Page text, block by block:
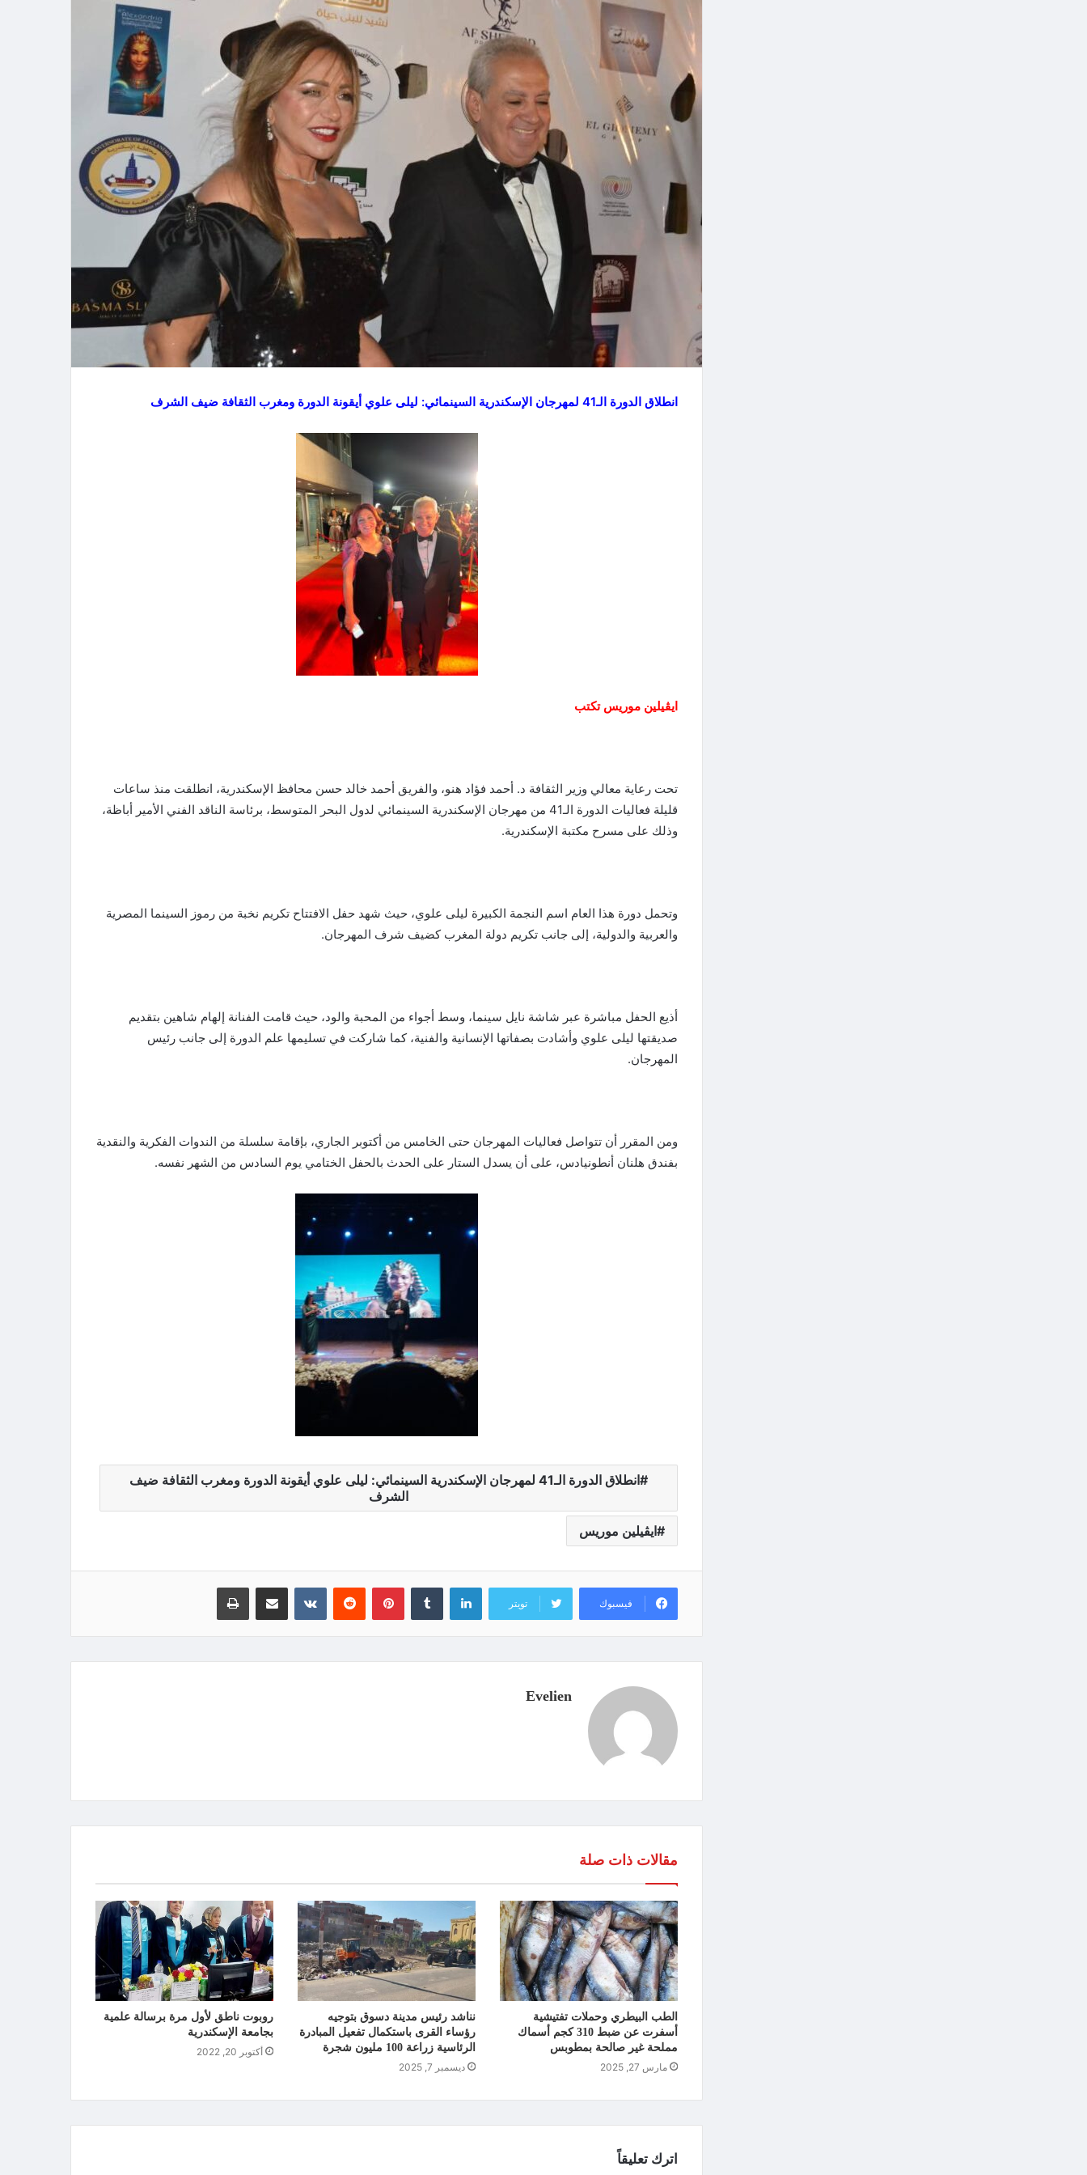
انطلاق الدورة الـ41 لمهرجان الإسكندرية السينمائي: ليلى علوي أيقونة الدورة ومغرب الثقافة ضيف الشرف
ايڨيلين موريس تكتب
تحت رعاية معالي وزير الثقافة د. أحمد فؤاد هنو، والفريق أحمد خالد حسن محافظ الإسكندرية، انطلقت منذ ساعات
قليلة فعاليات الدورة الـ41 من مهرجان الإسكندرية السينمائي لدول البحر المتوسط، برئاسة الناقد الفني الأمير أباظة،
وذلك على مسرح مكتبة الإسكندرية.
وتحمل دورة هذا العام اسم النجمة الكبيرة ليلى علوي، حيث شهد حفل الافتتاح تكريم نخبة من رموز السينما المصرية
والعربية والدولية، إلى جانب تكريم دولة المغرب كضيف شرف المهرجان.
أذيع الحفل مباشرة عبر شاشة نايل سينما، وسط أجواء من المحبة والود، حيث قامت الفنانة إلهام شاهين بتقديم
صديقتها ليلى علوي وأشادت بصفاتها الإنسانية والفنية، كما شاركت في تسليمها علم الدورة إلى جانب رئيس
المهرجان.
ومن المقرر أن تتواصل فعاليات المهرجان حتى الخامس من أكتوبر الجاري، بإقامة سلسلة من الندوات الفكرية والنقدية
بفندق هلنان أنطونيادس، على أن يسدل الستار على الحدث بالحفل الختامي يوم السادس من الشهر نفسه.
انطلاق الدورة الـ41 لمهرجان الإسكندرية السينمائي: ليلى علوي أيقونة الدورة ومغرب الثقافة ضيف
الشرف
ايڨيلين موريس
فيسبوك تويتر
لينكدإن بينتيريست
Evelien
مقالات ذات صلة
الطب البيطري وحملات تفتيشية
أسفرت عن ضبط 310 كجم أسماك
مملحة غير صالحة بمطوبس
مارس 27, 2025
نناشد رئيس مدينة دسوق بتوجيه
رؤساء القرى باستكمال تفعيل المبادرة
الرئاسية زراعة 100 مليون شجرة
ديسمبر 7, 2025
روبوت ناطق لأول مرة برسالة علمية
بجامعة الإسكندرية
أكتوبر 20, 2022
اترك تعليقاً